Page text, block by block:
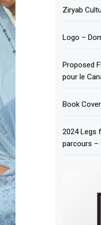
Ziryab
Logo –
Proposed
pour le
Book
2024 Legs
parcours –